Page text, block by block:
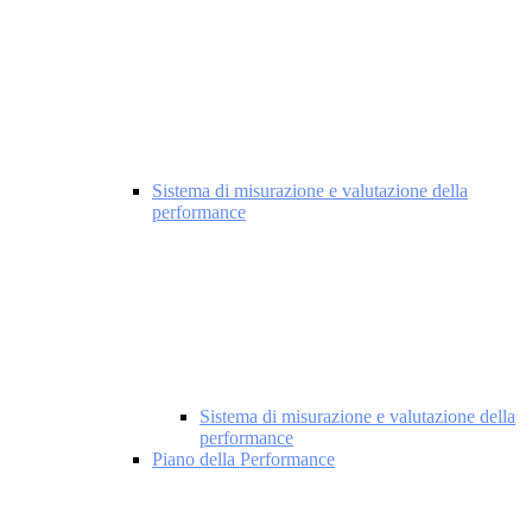
Sistema di misurazione e valutazione della
performance
Sistema di misurazione e valutazione della
performance
Piano della Performance